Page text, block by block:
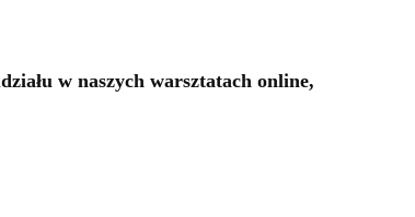
w naszych warsztatach online,